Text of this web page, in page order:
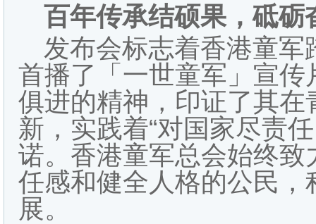
百年传承结硕果，砥砺
发布会标志着香港童
首播了「一世童军」宣
俱进的精神，印证了其
新，实践着“对国家尽责
诺。香港童军总会始终
任感和健全人格的公民
展。